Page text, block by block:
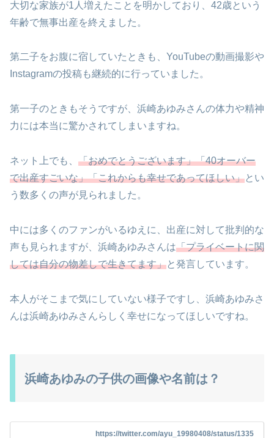
大切な家族が1人増えたことを明かしており、42歳という
年齢で無事出産を終えました。
第二子をお腹に宿していたときも、YouTubeの動画撮影や
Instagramの投稿も継続的に行っていました。
第一子のときもそうですが、浜崎あゆみさんの体力や精神
力には本当に驚かされてしまいますね。
ネット上でも、 「おめでとうございます」「40オーバー
で出産すごいな」「これからも幸せであってほしい」とい
う数多くの声が見られました。
中には多くのファンがいるゆえに、出産に対して批判的な
声も見られますが、浜崎あゆみさんは「プライベートに関
しては自分の物差しで生きてます」と発言しています。
本人がそこまで気にしていない様子ですし、浜崎あゆみさ
んは浜崎あゆみさんらしく幸せになってほしいですね。
浜崎あゆみの子供の画像や名前は？
https://twitter.com/ayu_19980408/status/1335